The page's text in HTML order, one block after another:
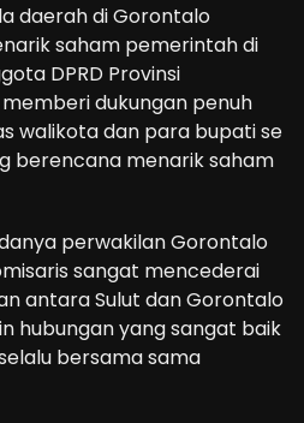
daerah di Gorontalo
saham pemerintah di
DPRD Provinsi
dukungan penuh
walikota dan para bupati se
berencana menarik saham
perwakilan Gorontalo
sangat mencederai
antara Sulut dan Gorontalo
hubungan yang sangat baik
bersama sama